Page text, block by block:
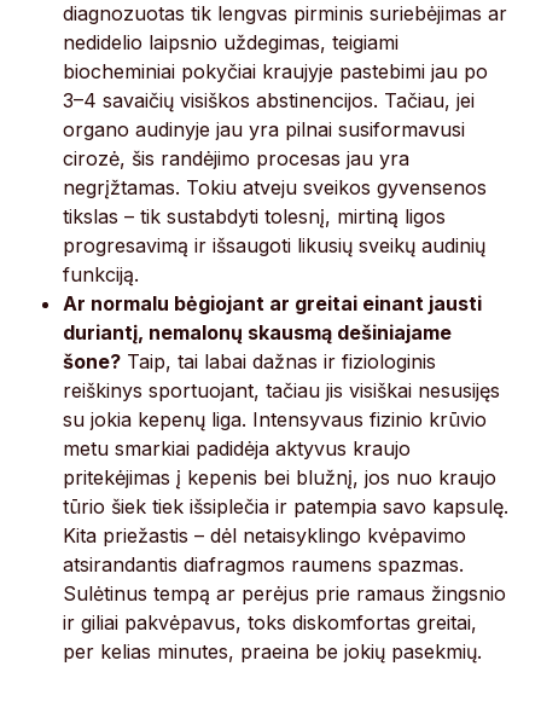
diagnozuotas tik lengvas pirminis suriebėjimas ar
nedidelio laipsnio uždegimas, teigiami
biocheminiai pokyčiai kraujyje pastebimi jau po
3–4 savaičių visiškos abstinencijos. Tačiau, jei
organo audinyje jau yra pilnai susiformavusi
cirozė, šis randėjimo procesas jau yra
negrįžtamas. Tokiu atveju sveikos gyvensenos
tikslas – tik sustabdyti tolesnį, mirtiną ligos
progresavimą ir išsaugoti likusių sveikų audinių
funkciją.
Ar normalu bėgiojant ar greitai einant jausti
duriantį, nemalonų skausmą dešiniajame
šone? Taip, tai labai dažnas ir fiziologinis
reiškinys sportuojant, tačiau jis visiškai nesusijęs
su jokia kepenų liga. Intensyvaus fizinio krūvio
metu smarkiai padidėja aktyvus kraujo
pritekėjimas į kepenis bei blužnį, jos nuo kraujo
tūrio šiek tiek išsiplečia ir patempia savo kapsulę.
Kita priežastis – dėl netaisyklingo kvėpavimo
atsirandantis diafragmos raumens spazmas.
Sulėtinus tempą ar perėjus prie ramaus žingsnio
ir giliai pakvėpavus, toks diskomfortas greitai,
per kelias minutes, praeina be jokių pasekmių.